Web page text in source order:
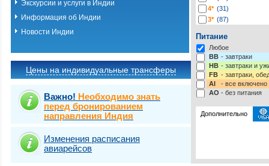
Экскурсии и услуги в Индии
Информация об Индии
Новости Индии
Цены на индивидуальные трансферы
Важно! Необходимо знать
перед бронированием
направления Индия
Изменения расписания
авиарейсов
4* (31)
3* (87)
1* (1)
-* (163)
Питание
Любое
BB - завтраки
HB - завтраки и
FB - завтраки,
AI
- все включено
AO - без питания
Дополнительно
Страховка от